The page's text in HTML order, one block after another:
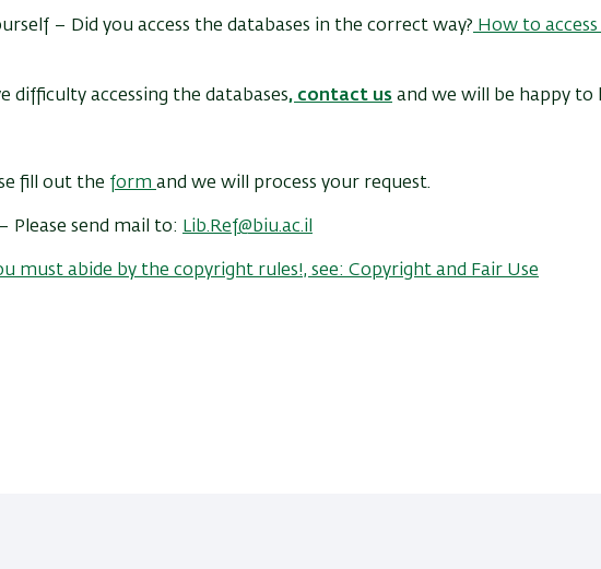
– Did you access the databases in the correct way? How to
difficulty accessing the databases, contact us and we will be happy to
fill out the form and we will process your request.
Please send mail to: Lib.Ref@biu.ac.il
must abide by the copyright rules!, see: Copyright and Fair Use